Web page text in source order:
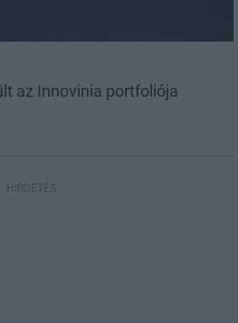
az Innovinia portfoliója
HIRDETÉS